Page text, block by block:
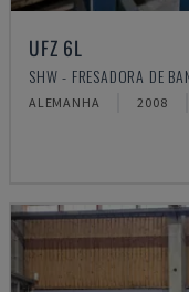
UFZ 6L
SHW - FRESADORA DE
ALEMANHA 2008